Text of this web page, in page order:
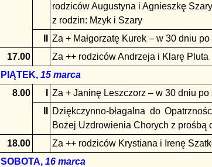
rodziców Augustyna i Agnieszkę
z rodzin: Mzyk i Szary
Za + Małgorzatę Kurek – w 30 dniu
17.00
Za ++ rodziców Andrzeja i Klarę Pluta
PIĄTEK, 15 marca
8.00
Za + Janinę Leszczorz – w 30 dniu po
Dziękczynno-błagalna do
Bożej Uzdrowienia Chorych z
18.00
Za ++ rodziców Krystiana i Irenę
SOBOTA, 16 marca